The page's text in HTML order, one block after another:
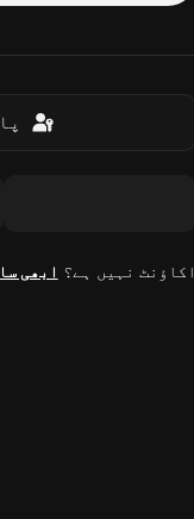
اکاؤنٹ نہیں ہے؟ ابھی